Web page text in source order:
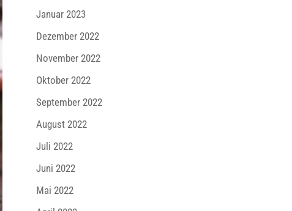
Januar 2023
Dezember 2022
November 2022
Oktober 2022
September 2022
August 2022
Juli 2022
Juni 2022
Mai 2022